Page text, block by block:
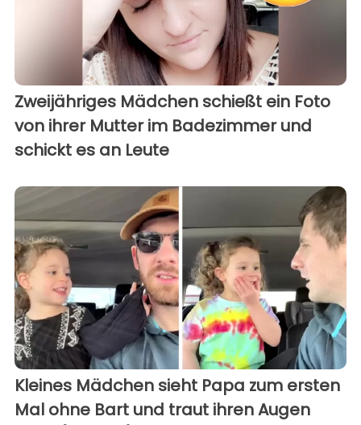
Zweijähriges Mädchen schießt ein Foto
von ihrer Mutter im Badezimmer und
schickt es an Leute
Kleines Mädchen sieht Papa zum ersten
Mal ohne Bart und traut ihren Augen